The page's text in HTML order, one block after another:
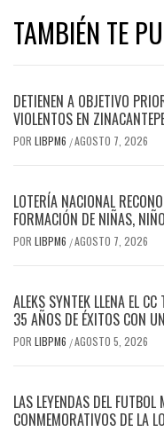
TAMBIÉN TE
DETIENEN A OBJETIVO
VIOLENTOS EN
POR LIBPM6 /AGOSTO 7, 2026
LOTERÍA NACIONAL
FORMACIÓN DE NIÑAS,
POR LIBPM6 /AGOSTO 7, 2026
ALEKS SYNTEK LLENA EL
35 AÑOS DE ÉXITOS CON
POR LIBPM6 /AGOSTO 5, 2026
LAS LEYENDAS DEL
CONMEMORATIVOS DE LA